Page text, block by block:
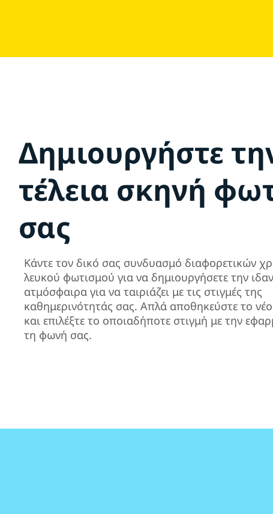
Δημιουργήστε
τέλεια σκηνή
σας
Κάντε τον δικό σας συνδυασμό διαφορετικών
λευκού φωτισμού για να δημιουργήσετε την
ατμόσφαιρα για να ταιριάζει με τις στιγμές της
καθημερινότητάς σας. Απλά αποθηκεύστε το
και επιλέξτε το οποιαδήποτε στιγμή με την
τη φωνή σας.